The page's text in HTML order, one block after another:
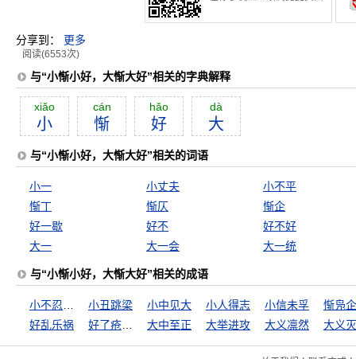
分享到： 更多
阅读(6553次)
与“小惭小好，大惭大好”相关的字典解释
xiăo
小
cán
惭
hăo
好
dà
大
与“小惭小好，大惭大好”相关的词语
小一 小丈夫
小不平
惭丁
惭仄
惭企
好一歇
好不
好不好
大一
大一会 大一统
与“小惭小好，大惭大好”相关的成语
小丑跳梁 小中见大 小人得志 小信未孚
惭凫
好乱乐祸
大中至正 大举进攻 大义凛然 大义